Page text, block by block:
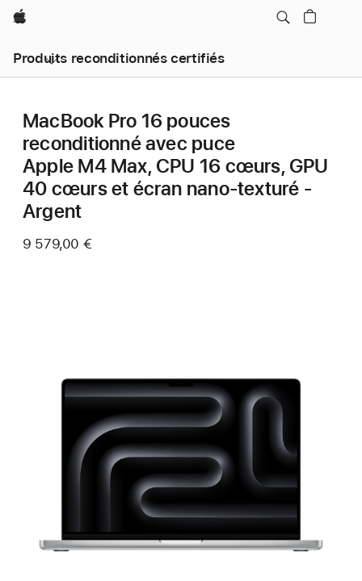
Apple
Produits reconditionnés certifiés
MacBook Pro 16 pouces
reconditionné avec puce
Apple M4 Max, CPU 16 cœurs, GPU
40 cœurs et écran nano-texturé -
Argent
9 579,00 €